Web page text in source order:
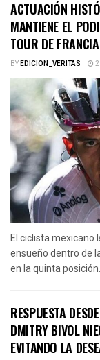
ACTUACIÓN
MANTIENE EL
TOUR DE
BYEDICION_VERITAS
El ciclista mexicano
ensueño dentro de
en la quinta posición...
RESPUESTA
DMITRY BIVOL
EVITANDO LA